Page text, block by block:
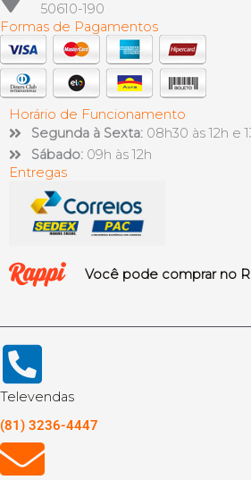
50610-190
Formas de Pagamentos
Horário de Funcionamento
Segunda à Sexta: 08h30 às 12h e
Sábado: 09h às 12h
Entregas
Você pode comprar no
Televendas
(81) 3236-4447